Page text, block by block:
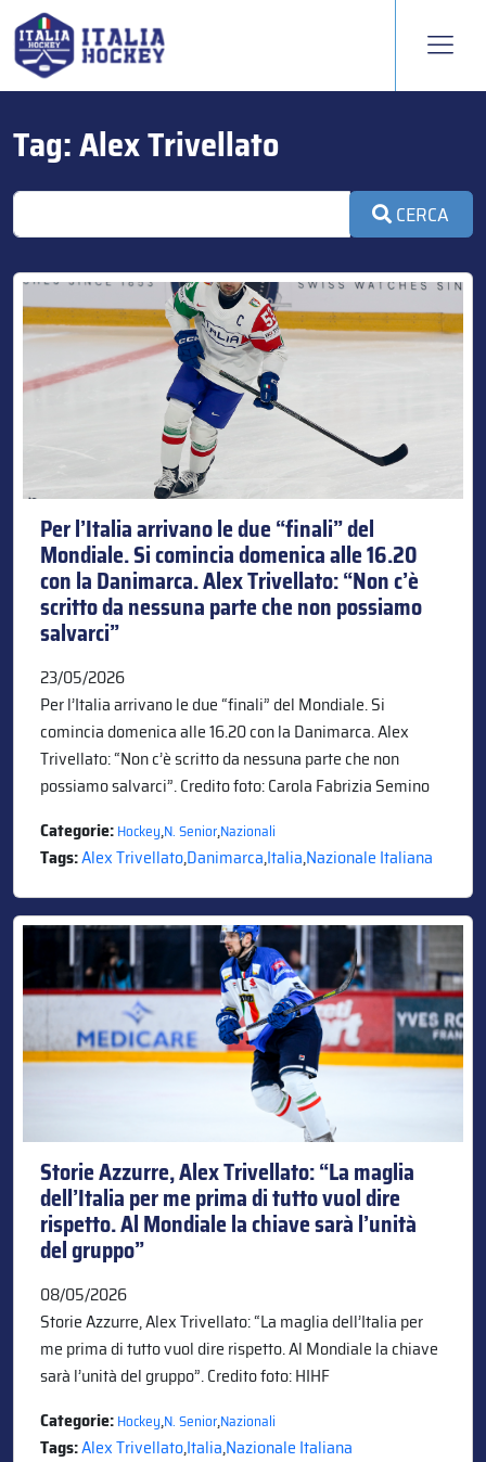
Tag:Alex Trivellato
CERCA
Per l’Italia arrivano le due “finali” del
Mondiale. Si comincia domenica alle 16.20
con la Danimarca. Alex Trivellato: “Non c’è
scritto da nessuna parte che non possiamo
salvarci”
23/05/2026
Per l’Italia arrivano le due “finali” del Mondiale. Si
comincia domenica alle 16.20 con la Danimarca. Alex
Trivellato: “Non c’è scritto da nessuna parte che non
possiamo salvarci”. Credito foto: Carola Fabrizia Semino
Categorie:Hockey,N. Senior,Nazionali
Tags:Alex Trivellato,Danimarca,Italia,Nazionale Italiana
Storie Azzurre, Alex Trivellato: “La maglia
dell’Italia per me prima di tutto vuol dire
rispetto. Al Mondiale la chiave sarà l’unità
del gruppo”
08/05/2026
Storie Azzurre, Alex Trivellato: “La maglia dell’Italia per
me prima di tutto vuol dire rispetto. Al Mondiale la chiave
sarà l’unità del gruppo”. Credito foto: HIHF
Categorie:Hockey,N. Senior,Nazionali
Tags:Alex Trivellato,Italia,Nazionale Italiana